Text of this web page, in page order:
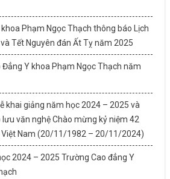
Phạm Ngọc Thạch thông báo Lịch
Tết Nguyên đán Ất Tỵ năm 2025
Đẳng Y khoa Phạm Ngọc Thạch năm
khai giảng năm học 2024 – 2025 và
văn nghệ Chào mừng kỷ niệm 42
Việt Nam (20/11/1982 – 20/11/2024)
2024 – 2025 Trường Cao đẳng Y